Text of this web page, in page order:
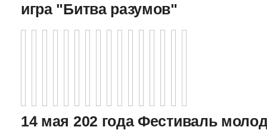
игра "Битва разумов"
14 мая 202 года Фестиваль